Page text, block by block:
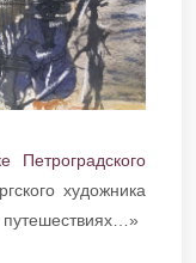
Петроградского
художника